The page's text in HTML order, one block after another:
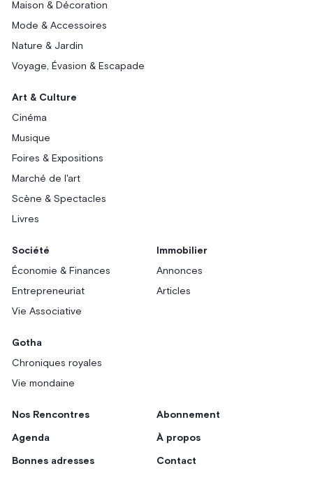
Maison & Décoration
Mode & Accessoires
Nature & Jardin
Voyage, Évasion & Escapade
Art & Culture
Cinéma
Musique
Foires & Expositions
Marché de l'art
Scène & Spectacles
Livres
Société
Économie & Finances
Entrepreneuriat
Vie Associative
Immobilier
Annonces
Articles
Gotha
Chroniques royales
Vie mondaine
Nos Rencontres
Agenda
Bonnes adresses
Abonnement
À propos
Contact